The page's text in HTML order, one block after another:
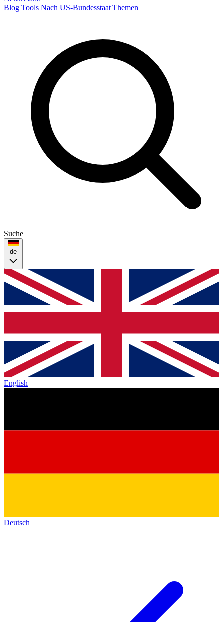
Blog Tools Nach US-Bundesstaat Themen
Suche
de
English
Deutsch